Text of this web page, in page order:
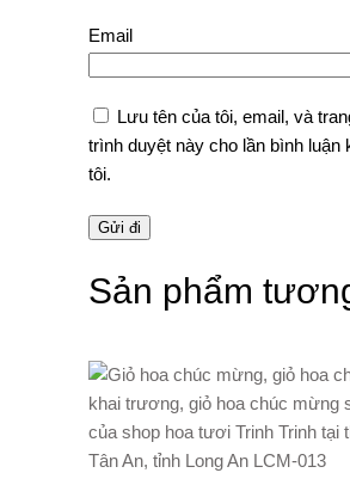
Email
Lưu tên của tôi, email, và
trình duyệt này cho lần bình luận
tôi.
Sản phẩm